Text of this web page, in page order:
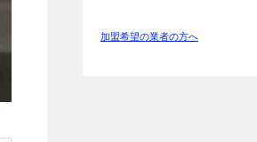
加盟希望の業者の方へ